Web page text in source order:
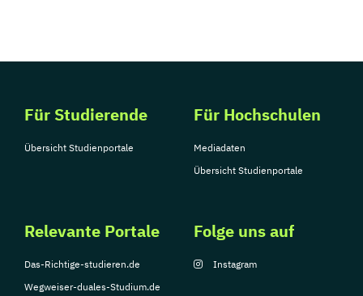
Für Studierende
Übersicht Studienportale
Für Hochschulen
Mediadaten
Übersicht Studienportale
Relevante Portale
Das-Richtige-studieren.de
Wegweiser-duales-Studium.de
Folge uns auf
Instagram